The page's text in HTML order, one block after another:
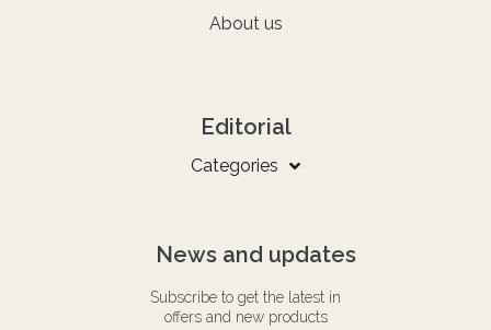
About us
Editorial
Categories
News and updates
Subscribe to get the latest in
offers and new products